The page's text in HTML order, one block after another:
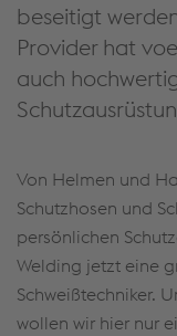
beseitigt
Provider hat
auch
Von Helmen und
Schutzhosen und
persönlichen
Welding jetzt eine
Schweißtechniker.
wollen wir hier nur